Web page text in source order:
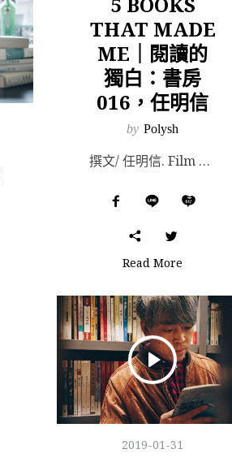
THAT MADE
ME｜閱讀的
獨白：書房
016，任明信
by Polysh
撰文/ 任明信. Film & Photography/ Manchi. Special t...
Read More
2019-01-31